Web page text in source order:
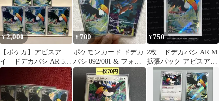
¥2,000
【ポケカ】アビスア
イ ドデカバシ AR 5枚
セット M5 092/081 美
¥700
ポケモンカード ドデカ
バシ 092/081 & フォク
スライ 089/081
¥750
2枚 ドデカバシ AR M
拡張パック アビスアイ
092/081